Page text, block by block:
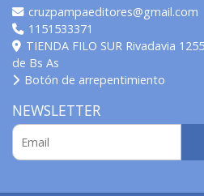
cruzpampaeditores@gmail.com
1151533371
TIENDA FILO SUR Rivadavia
de Bs As
Botón de arrepentimiento
NEWSLETTER